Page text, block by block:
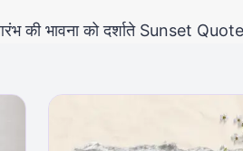
की भावना को दर्शाते Sunset